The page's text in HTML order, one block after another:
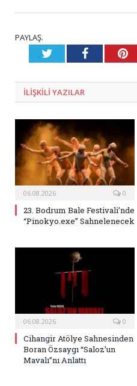
PAYLAŞ.
TwitterFacebook
ILIŞKILI YAZILAR
06.08.2026 0
23. Bodrum Bale Festivali’nde
“Pinokyo.exe” Sahnelenecek
06.08.2026 0
Cihangir Atölye Sahnesinden
Boran Özsaygı “Saloz’un
Mavalı”nı Anlattı